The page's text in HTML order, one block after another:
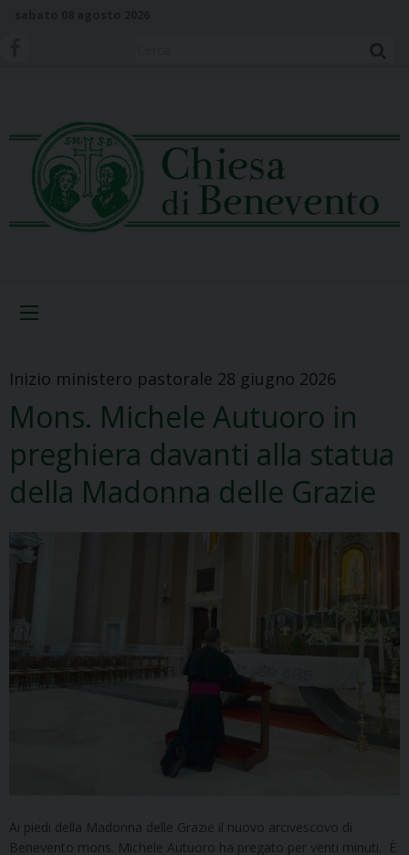
Inizio ministero pastorale 28 giugno 2026
Mons. Michele Autuoro in
preghiera davanti alla statua
della Madonna delle Grazie
Ai piedi della Madonna delle Grazie il nuovo arcivescovo di
Benevento mons. Michele Autuoro ha pregato per venti minuti. È